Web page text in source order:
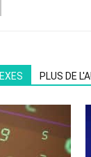
PLUS DE